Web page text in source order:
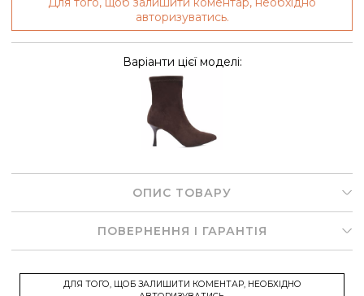
авторизуватись.
Варіанти цієї моделі:
ОПИС ТОВАРУ
ПОВЕРНЕННЯ І ГАРАНТІЯ
ДЛЯ ТОГО, ЩОБ ЗАЛИШИТИ КОМЕНТАР, НЕОБХІДНО